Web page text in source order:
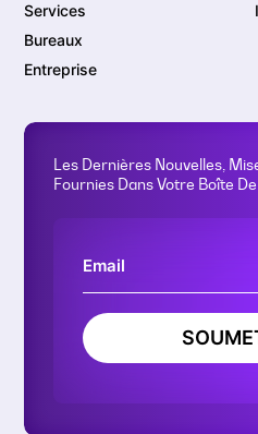
Services
Bureaux
Entreprise
Les Dernières Nouvelles,
Fournies Dans Votre Boîte